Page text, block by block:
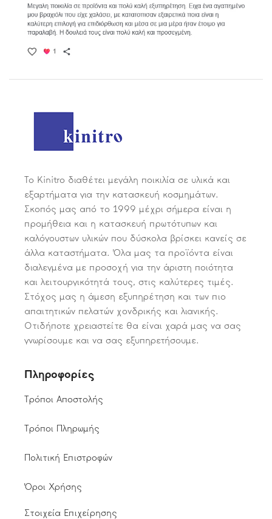
Το Kinitro διαθέτει μεγάλη ποικιλία σε υλικά και
εξαρτήματα για την κατασκευή κοσμημάτων.
Σκοπός μας από το 1999 μέχρι σήμερα είναι η
προμήθεια και η κατασκευή πρωτότυπων και
καλόγουστων υλικών που δύσκολα βρίσκει κανείς σε
άλλα καταστήματα. Όλα μας τα προϊόντα είναι
διαλεγμένα με προσοχή για την άριστη ποιότητα
και λειτουργικότητά τους, στις καλύτερες τιμές.
Στόχος μας η άμεση εξυπηρέτηση και των πιο
απαιτητικών πελατών χονδρικής και λιανικής.
Οτιδήποτε χρειαστείτε θα είναι χαρά μας να σας
γνωρίσουμε και να σας εξυπηρετήσουμε.
Πληροφορίες
Τρόποι Αποστολής
Τρόποι Πληρωμής
Πολιτική Επιστροφών
Όροι Χρήσης
Στοιχεία Επιχείρησης